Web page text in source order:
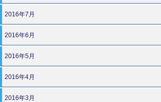
2016年7月
2016年6月
2016年5月
2016年4月
2016年3月